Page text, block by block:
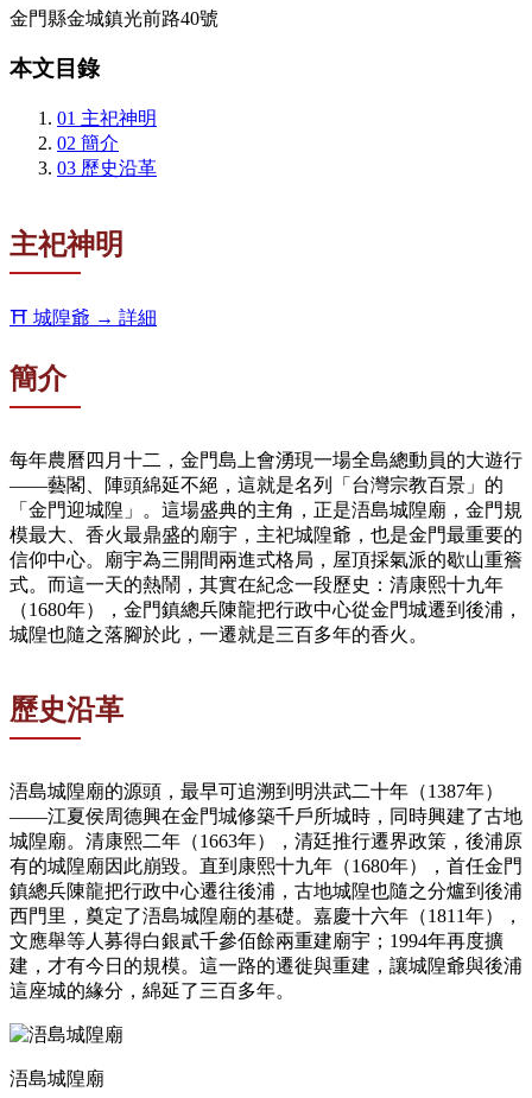
金門縣金城鎮光前路40號
本文目錄
01 主祀神明
02 簡介
03 歷史沿革
主祀神明
⛩️ 城隍爺 → 詳細
簡介
每年農曆四月十二，金門島上會湧現一場全島總動員的大遊行
——藝閣、陣頭綿延不絕，這就是名列「台灣宗教百景」的
「金門迎城隍」。這場盛典的主角，正是浯島城隍廟，金門規
模最大、香火最鼎盛的廟宇，主祀城隍爺，也是金門最重要的
信仰中心。廟宇為三開間兩進式格局，屋頂採氣派的歇山重簷
式。而這一天的熱鬧，其實在紀念一段歷史：清康熙十九年
（1680年），金門鎮總兵陳龍把行政中心從金門城遷到後浦，
城隍也隨之落腳於此，一遷就是三百多年的香火。
歷史沿革
浯島城隍廟的源頭，最早可追溯到明洪武二十年（1387年）
——江夏侯周德興在金門城修築千戶所城時，同時興建了古地
城隍廟。清康熙二年（1663年），清廷推行遷界政策，後浦原
有的城隍廟因此崩毀。直到康熙十九年（1680年），首任金門
鎮總兵陳龍把行政中心遷往後浦，古地城隍也隨之分爐到後浦
西門里，奠定了浯島城隍廟的基礎。嘉慶十六年（1811年），
文應舉等人募得白銀貳千參佰餘兩重建廟宇；1994年再度擴
建，才有今日的規模。這一路的遷徙與重建，讓城隍爺與後浦
這座城的緣分，綿延了三百多年。
浯島城隍廟